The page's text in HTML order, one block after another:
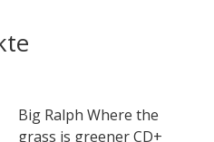
Big Ralph Where the
grass is greener CD+